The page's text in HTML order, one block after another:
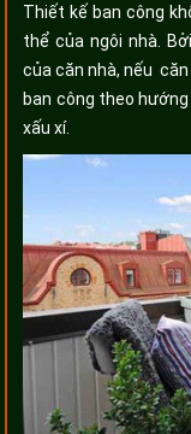
Thiết kế ban công
thể của ngôi nhà.
của căn nhà, nếu
ban công theo
xấu xí.